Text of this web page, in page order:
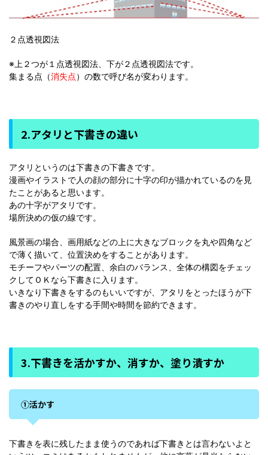
２点透視図法
※上２つが１点透視図法、下が２点透視図法です。
集まる点（消失点）の数で呼び名が変わります。
2.アタリと下書きの違い
アタリというのは下書きの下書きです。
漫画やイラストで人の顔の部分に十字の印が描かれているのを見
たことがあると思います。
あの十字がアタリです。
場所決めの仮の線です。
風景画の場合、画用紙などの上に大きなブロックを丸や四角など
で薄く描いて、位置決めをすることがあります。
モチーフやパーツの配置、余白のバランス、全体の構図をチェッ
クしてＯＫなら下書きに入ります。
いきなり下書きをするのもいいですが、アタリをとったほうが下
書きのやり直しをする手間や時間を節約できます。
3.下書きを活かすか、消すか、塗り潰すか
①活かす
下書きを表に残したまま使うのであれば下書きとは言わないよと